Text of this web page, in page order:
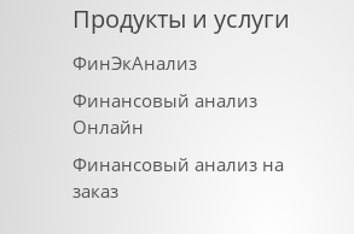
Продукты и услуги
ФинЭкАнализ
Финансовый анализ
Онлайн
Финансовый анализ на
заказ